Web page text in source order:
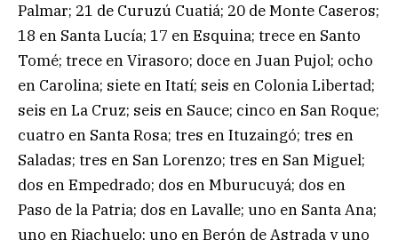
Palmar; 21 de Curuzú Cuatiá; 20 de Monte Caseros;
18 en Santa Lucía; 17 en Esquina; trece en Santo
Tomé; trece en Virasoro; doce en Juan Pujol; ocho
en Carolina; siete en Itatí; seis en Colonia Libertad;
seis en La Cruz; seis en Sauce; cinco en San Roque;
cuatro en Santa Rosa; tres en Ituzaingó; tres en
Saladas; tres en San Lorenzo; tres en San Miguel;
dos en Empedrado; dos en Mburucuyá; dos en
Paso de la Patria; dos en Lavalle; uno en Santa Ana;
uno en Riachuelo; uno en Berón de Astrada y uno